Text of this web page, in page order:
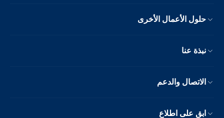
حلول الأعمال الأخرى
نبذة عنا
الاتصال والدعم
ابق على اطلاع